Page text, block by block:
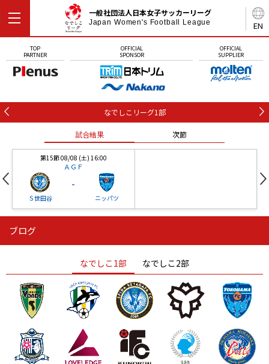
EN
一般社団法人日本女子サッカーリーグ
Japan Women's Football League
TOP
PARTNER
OFFICIAL
SPONSOR
OFFICIAL
SUPPLIER
なでしこリーグ1部
試合結果 次節
第15節 08/08 (土) 16:00
ＡＧＦ
Ｓ世田谷
-
ニッパツ
ニッパツ
ニッパツ 名古屋
石人の星
静岡 愛媛Ｌ
ブログ
なでしこ1部 なでしこ2部